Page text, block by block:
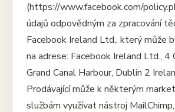
(https://www.facebook.com/
údajů odpovědným za zpracování
Facebook Ireland Ltd., který může
na adrese: Facebook Ireland Ltd., 4
Grand Canal Harbour, Dublin 2
Prodávající může k některým
službám využívat nástroj